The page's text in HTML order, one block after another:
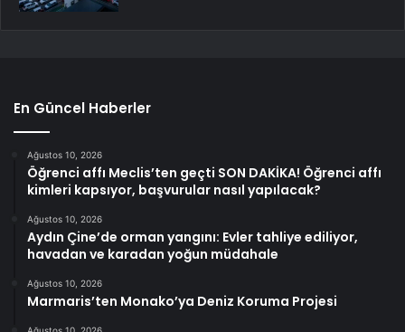
En Güncel Haberler
Ağustos 10, 2026
Öğrenci affı Meclis’ten geçti SON DAKİKA! Öğrenci affı
kimleri kapsıyor, başvurular nasıl yapılacak?
Ağustos 10, 2026
Aydın Çine’de orman yangını: Evler tahliye ediliyor,
havadan ve karadan yoğun müdahale
Ağustos 10, 2026
Marmaris’ten Monako’ya Deniz Koruma Projesi